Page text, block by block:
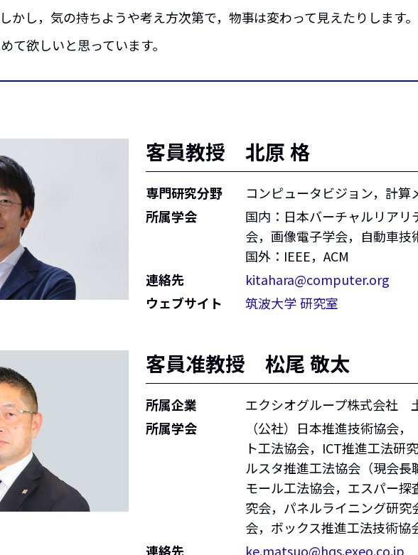
かし，気の持ちようや考え方次第で，物事は変わって見えたりします
て欲しいと思っています。
客員教授 北原 格
専門研究分野
コンピュータビジョン，計
所属学会
国内：日本バーチャルリア
会，画像電子学会，自動車技
国外：IEEE，ACM
連絡先
kitahara@computer.org
ウェブサイト
筑波大学 研究室
客員准教授 松尾 敬太
所属企業
エクシオグループ株式会社
所属学会
（公社）日本推進技術協会
ト工法協会，ICT推進工法研
ルスタ推進工法協会（現会
モール工法協会，エスパー探
究会，パネルライニング研
会，ボックス推進工法技術協
連絡先
ke.matsuo@hqs.exeo.co.jp